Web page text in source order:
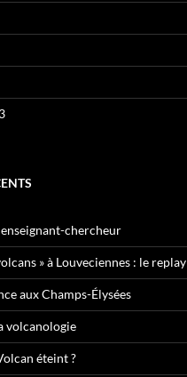
chercheur
» à Louveciennes : le replay
aux Champs-Élysées
volcanologie
éteint ?